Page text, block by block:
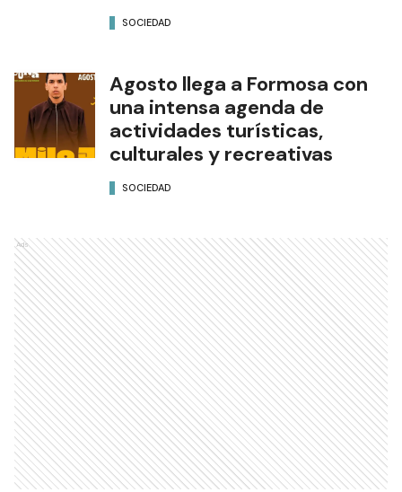
SOCIEDAD
Agosto llega a Formosa con
una intensa agenda de
actividades turísticas,
culturales y recreativas
SOCIEDAD
Ads